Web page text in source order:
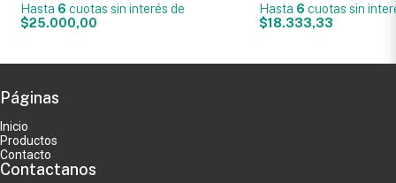
Hasta 6 cuotas sin interés de
$25.000,00
Hasta 6 cuotas sin
$18.333,33
Páginas
Inicio
Productos
Contacto
Contactanos